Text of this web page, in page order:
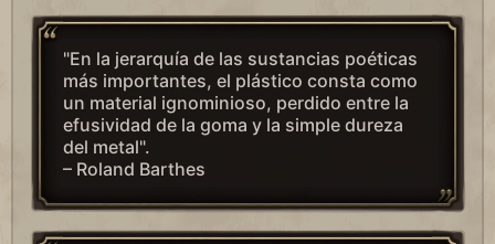
"En la jerarquía de las sustancias poéticas
más importantes, el plástico consta como
un material ignominioso, perdido entre la
efusividad de la goma y la simple dureza
del metal".
– Roland Barthes